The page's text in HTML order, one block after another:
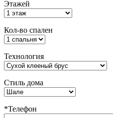
Этажей
Кол-во спален
Технология
Стиль дома
*Телефон